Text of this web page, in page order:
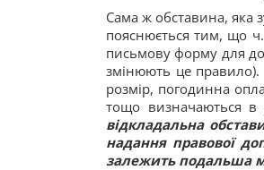
Сама ж обставина, яка
пояснюється тим, що
письмову форму для
змінюють це правило).
розмір, погодинна
тощо визначаються
відкладальна
надання правової
залежить подальша